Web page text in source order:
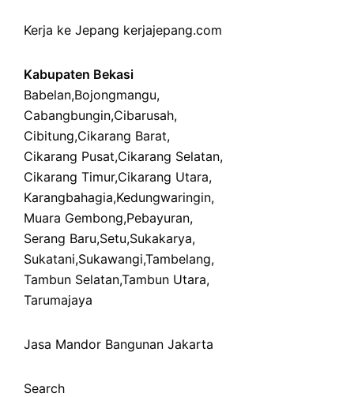
Kerja ke Jepang kerjajepang.com
Kabupaten Bekasi
Babelan,Bojongmangu,
Cabangbungin,Cibarusah,
Cibitung,Cikarang Barat,
Cikarang Pusat,Cikarang Selatan,
Cikarang Timur,Cikarang Utara,
Karangbahagia,Kedungwaringin,
Muara Gembong,Pebayuran,
Serang Baru,Setu,Sukakarya,
Sukatani,Sukawangi,Tambelang,
Tambun Selatan,Tambun Utara,
Tarumajaya
Jasa Mandor Bangunan Jakarta
Search